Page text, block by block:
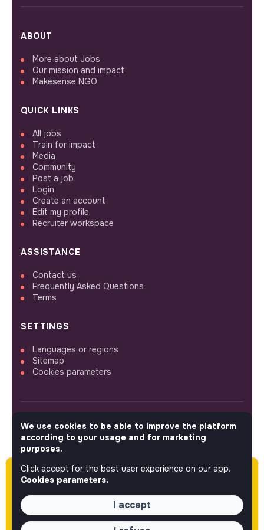
Please note this job was posted over 60 days
ago (05-13-2026) and may or may not have
expired.
ABOUT
More about Jobs
Our mission and impact
Makesense NGO
QUICK LINKS
All jobs
Train for impact
Media
Community
Post a job
Login
Create an account
Edit my profile
Recruiter workspace
ASSISTANCE
Contact us
Frequently Asked Questions
Terms
SETTINGS
Languages or regions
Sitemap
Cookies parameters
FOLLOW US
© 2026 jobs that makesense.
We use cookies to be able to improve the platform
according to your usage and for marketing
purposes.
Click accept for the best user experience on our app.
Cookies parameters.
I accept